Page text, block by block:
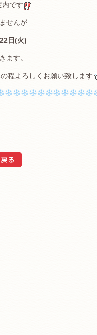
内です
せんが
日(火)
ます。
程よろしくお願い致します